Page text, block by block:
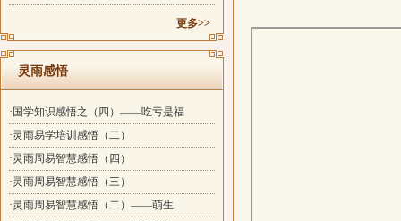
更多>>
灵雨感悟
·国学知识感悟之（四）——吃亏是福
·灵雨易学培训感悟（二）
·灵雨周易智慧感悟（四）
·灵雨周易智慧感悟（三）
·灵雨周易智慧感悟（二）——萌生